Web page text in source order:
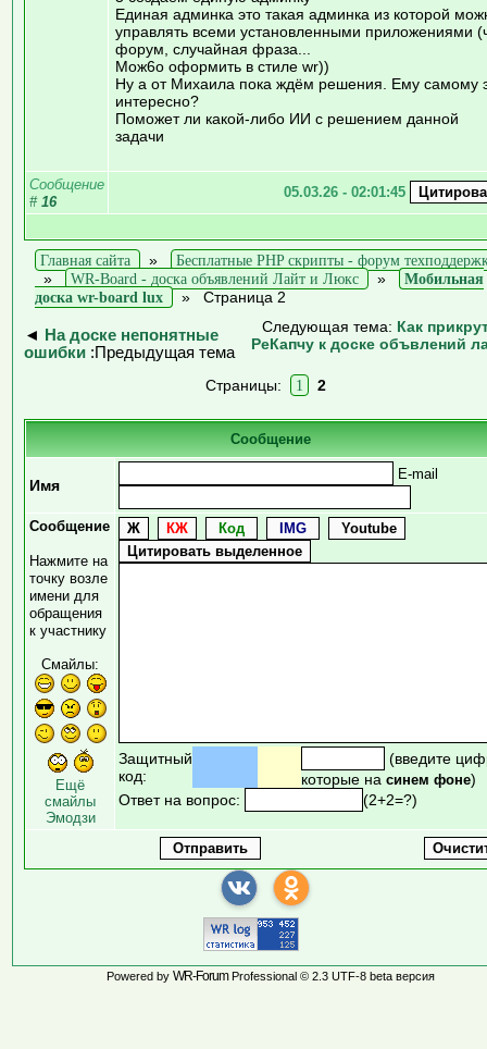
Единая админка это такая админка из которой
управлять всеми установленными приложениями
форум, случайная фраза...
Мож6о оформить в стиле wr))
Ну а от Михаила пока ждём решения. Ему самому
интересно?
Поможет ли какой-либо ИИ с решением данной
задачи
Сообщение
# 16
05.03.26 - 02:01:45
Главная сайта »
Бесплатные PHP скрипты - форум
»
WR-Board - доска объявлений Лайт и Люкс »
Мобильная
доска wr-board lux
» Страница 2
◄
На доске непонятные
ошибки :Предыдущая тема
Следующая тема: Как
РеКапчу к доске объвлений
Страницы: 1 2
Сообщение
Имя
E-mail
Сообщение
Нажмите на
точку возле
имени для
обращения
к участнику
Смайлы:
Ещё
смайлы
Эмодзи
Защитный
код:
(введите
которые на синем фоне)
Ответ на вопрос:
(2+2=?)
Powered by WR-ForumProfessional © 2.3 UTF-8 beta версия